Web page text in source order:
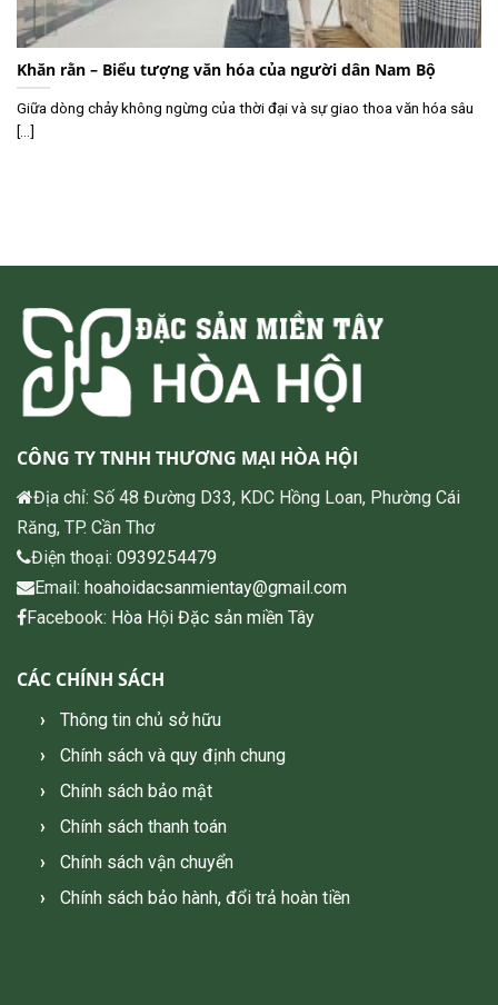
Khăn rằn – Biểu tượng văn hóa của người dân Nam Bộ
Giữa dòng chảy không ngừng của thời đại và sự giao thoa văn hóa sâu
[...]
CÔNG TY TNHH THƯƠNG MẠI HÒA HỘI
Địa chỉ: Số 48 Đường D33, KDC Hồng Loan, Phường Cái
Răng, TP. Cần Thơ
Điện thoại: 0939254479
Email: hoahoidacsanmientay@gmail.com
Facebook: Hòa Hội Đặc sản miền Tây
CÁC CHÍNH SÁCH
Thông tin chủ sở hữu
Chính sách và quy định chung
Chính sách bảo mật
Chính sách thanh toán
Chính sách vận chuyển
Chính sách bảo hành, đổi trả hoàn tiền